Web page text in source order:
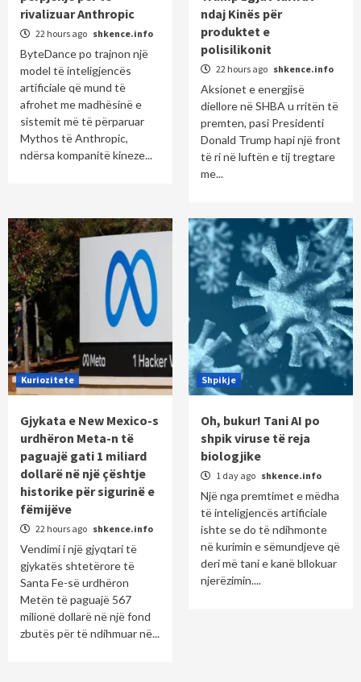
rivalizuar Anthropic
22 hours ago shkence.info
ByteDance po trajnon një
model të inteligjencës
artificiale që mund të
afrohet me madhësinë e
sistemit më të përparuar
Mythos të Anthropic,
ndërsa kompanitë kineze...
ndaj Kinës për
produktet e
polisilikonit
22 hours ago shkence.info
Aksionet e energjisë
diellore në SHBA u rritën të
premten, pasi Presidenti
Donald Trump hapi një front
të ri në luftën e tij tregtare
me...
Kuriozitete
Gjykata e New Mexico-s
urdhëron Meta-n të
paguajë gati 1 miliard
dollarë në një çështje
historike për sigurinë e
fëmijëve
22 hours ago shkence.info
Vendimi i një gjyqtari të
gjykatës shtetërore të
Santa Fe-së urdhëron
Metën të paguajë 567
milionë dollarë në një fond
zbutës për të ndihmuar në...
Shpikje
Oh, bukur! Tani AI po
shpik viruse të reja
biologjike
1 day ago shkence.info
Një nga premtimet e mëdha
të inteligjencës artificiale
ishte se do të ndihmonte
në kurimin e sëmundjeve që
deri më tani e kanë bllokuar
njerëzimin....